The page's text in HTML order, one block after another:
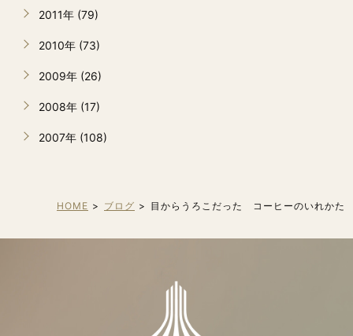
2011年 (79)
2010年 (73)
2009年 (26)
2008年 (17)
2007年 (108)
HOME ブログ 目からうろこだった コーヒーのいれかた